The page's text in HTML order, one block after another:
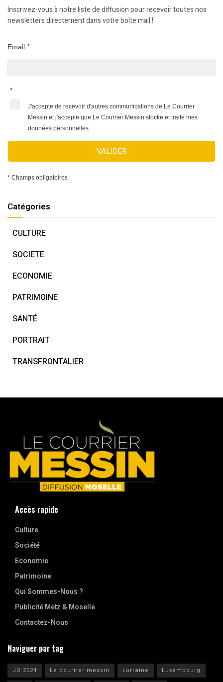
Inscrivez-vous à notre liste de diffusion pour recevoir toutes nos
newsletters directement dans votre boîte mail !
Email *
*
J'accepte de recevoir d'autres communications de Le Courrier
Messin et j'accepte que Le Courrier Messin stocke et traite mes
données personnelles.
VALIDER
* Champs obligatoires
Catégories
CULTURE
SOCIETE
ECONOMIE
PATRIMOINE
SANTÉ
PORTRAIT
TRANSFRONTALIER
Accès rapide
Culture
Société
Economie
Patrimoine
Qui Sommes-Nous ?
Publicité Metz & Moselle
Contactez-Nous
Naviguer par tag
JO 2024 Le courrier messin Lorraine Luxembourg